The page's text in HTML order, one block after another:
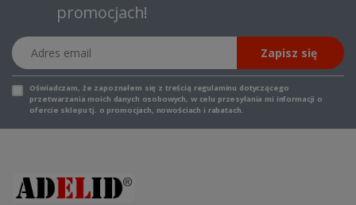
promocjach!
Adres email
Zapisz się
Oświadczam, że zapoznałem się z treścią regulaminu dotyczącego
przetwarzania moich danych osobowych, w celu przesyłania mi informacji o
ofercie sklepu tj. o promocjach, nowościach i rabatach.